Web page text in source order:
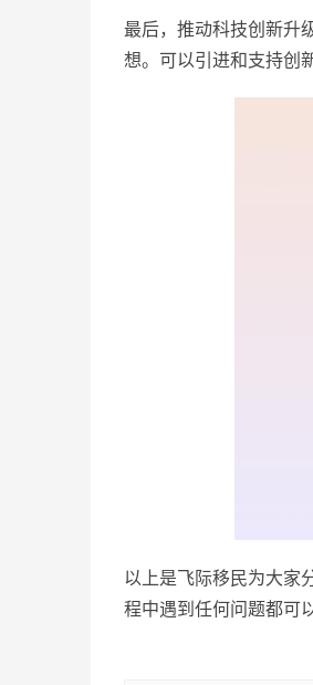
最后，推动科技创新升
想。可以引进和支持创
以上是飞际移民为大家
程中遇到任何问题都可